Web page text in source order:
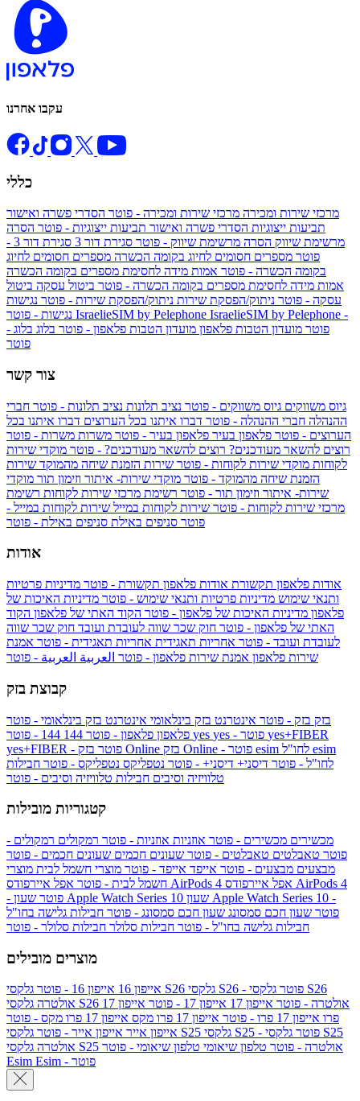
עקבו אחרנו
כללי
מרכזי שירות ומכירה מרכזי שירות ומכירה - פוטר הסדרי פשרה ואישור
תביעות ייצוגיות הסדרי פשרה ואישור תביעות ייצוגיות - פוטר הסרה
מרשימת שיווק הסרה מרשימת שיווק - פוטר סגירת דור 3
סגירת דור 3 -
פוטר מספרים חסומים לחיוג בקומה הכשרה מספרים חסומים לחיוג
בקומה הכשרה - פוטר אמות מידה לחסימת מספרים בקומה הכשרה
אמות מידה לחסימת מספרים בקומה הכשרה - פוטר ביטול עסקה ביטול
עסקה - פוטר ניתוק/הפסקת שירות ניתוק/הפסקת שירות - פוטר נגישות
IsraelieSIM by Pelephone IsraelieSIM by Pelephone -
פוטר מועדון הטבות פלאפון מועדון הטבות פלאפון - פוטר בלוג בלוג -
פוטר
צור קשר
גיוס משווקים גיוס משווקים - פוטר נציב תלונות נציב תלונות - פוטר חברי
ההנהלה חברי ההנהלה - פוטר דברו איתנו בכל הערוצים דברו איתנו בכל
הערוצים - פוטר פלאפון בעיר פלאפון בעיר - פוטר משרות משרות - פוטר
רוצים להשאר מעודכנים? רוצים להשאר מעודכנים? - פוטר מוקדי שירות
לקוחות מוקדי שירות לקוחות - פוטר שירות הזמנת שיחה מהמוקד שירות
הזמנת שיחה מהמוקד - פוטר מוקדי שירות- איתור וזימון תור מוקדי
שירות- איתור וזימון תור - פוטר רשימת מרכזי שירות לקוחות רשימת
מרכזי שירות לקוחות - פוטר שירות לקוחות במייל שירות לקוחות במייל -
פוטר סניפים באילת סניפים באילת - פוטר
אודות
אודות פלאפון תקשורת אודות פלאפון תקשורת - פוטר מדיניות פרטיות
ותנאי שימוש מדיניות פרטיות ותנאי שימוש - פוטר מדיניות האיכות של
פלאפון מדיניות האיכות של פלאפון - פוטר הקוד האתי של פלאפון הקוד
האתי של פלאפון - פוטר חוק שכר שווה לעובדת ועובד חוק שכר שווה
לעובדת ועובד - פוטר אחריות תאגידית אחריות תאגידית - פוטר אמנת
שירות פלאפון אמנת שירות פלאפון - פוטר العربية العربية - פוטר
קבוצת בזק
בזק בזק - פוטר אינטרנט בזק בינלאומי אינטרנט בזק בינלאומי - פוטר
פלאפון פלאפון - פוטר 144 yes
yes+FIBER
yes+FIBER - פוטר בזק Online
esim
לחו"ל - פוטר דיסני+ דיסני+ - פוטר נטפליקס נטפליקס - פוטר חבילות
טלוויזיה וסיבים חבילות טלוויזיה וסיבים - פוטר
קטגוריות מובילות
מכשירים מכשירים - פוטר אוזניות אוזניות - פוטר רמקולים רמקולים -
פוטר טאבלטים טאבלטים - פוטר שעונים חכמים שעונים חכמים - פוטר
מבצעים מבצעים - פוטר אייפד אייפד - פוטר מוצרי חשמל לבית מוצרי
חשמל לבית - פוטר אפל איירפודס AirPods 4 אפל איירפודס AirPods 4
- פוטר שעון Apple Watch Series 10 שעון Apple Watch Series 10 -
פוטר שעון חכם סמסונג שעון חכם סמסונג - פוטר חבילות גלישה בחו"ל
חבילות גלישה בחו"ל - פוטר חבילות סלולר חבילות סלולר - פוטר
מוצרים מובילים
אייפון 16 אייפון 16 - פוטר גלקסי S26 גלקסי S26 - פוטר גלקסי S26
אולטרה
גלקסי S26 אולטרה - פוטר אייפון 17 אייפון 17 - פוטר
אייפון 17
פרו אייפון 17 פרו - פוטר אייפון 17 פרו מקס
אייפון 17 פרו מקס - פוטר
אייפון אייר אייפון אייר - פוטר גלקסי S25 גלקסי S25 - פוטר גלקסי S25
אולטרה
גלקסי S25 אולטרה - פוטר טלפון שיאומי טלפון שיאומי - פוטר
Esim
Esim - פוטר